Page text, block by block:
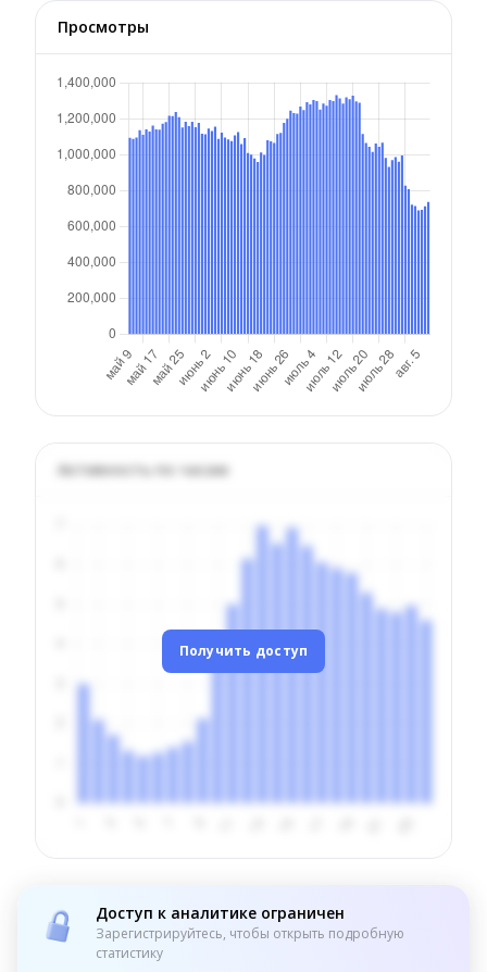
Просмотры
Активность по часам
Получить доступ
Доступ к аналитике ограничен
Зарегистрируйтесь, чтобы открыть подробную
статистику